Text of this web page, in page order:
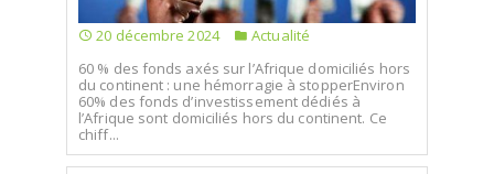
20 décembre 2024
Actualité
60 % des fonds axés sur l’Afrique domiciliés hors
du continent : une hémorragie à stopperEnviron
60% des fonds d’investissement dédiés à
l’Afrique sont domiciliés hors du continent. Ce
chiff...